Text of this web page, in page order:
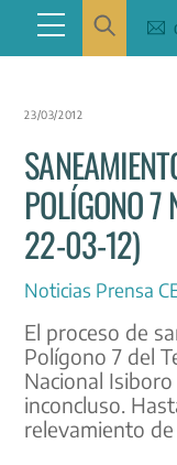
content
Menu
23/03/2012
POLÍGONO
22-03-12)
Noticias Prensa
El proceso de
Polígono 7 del
Nacional
inconcluso.
relevamiento